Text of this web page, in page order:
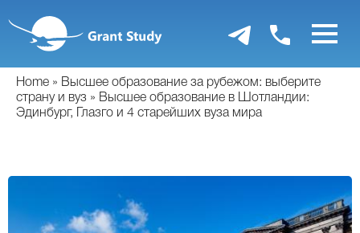
основному
содержанию
Home
Высшее образование за рубежом: выберите
страну и вуз
Высшее образование в Шотландии:
Эдинбург, Глазго и 4 старейших вуза мира